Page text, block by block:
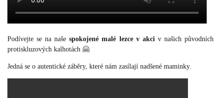
Podívejte se na našespokojené malé lezce v akci v našich původních
protiskluzových kalhotách 🤗
Jedná se o autentické záběry, které nám zasílají nadšené maminky.